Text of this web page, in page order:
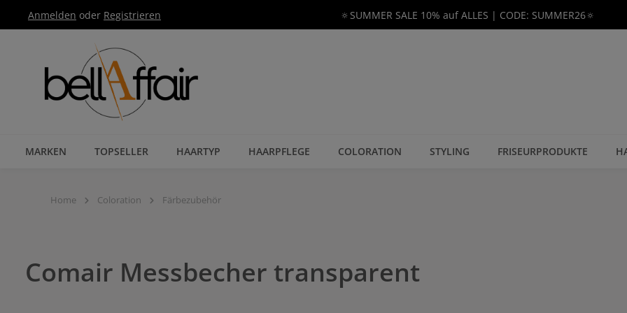
Hauptnavigation springen
Anmelden oder Registrieren 🔅SUMMER SALE 10% auf ALLES | CODE: SUMMER26🔅
MARKEN TOPSELLER HAARTYP HAARPFLEGE COLORATION STYLING FRISEURPRODUKTE
Home Coloration Färbezubehör
Comair Messbecher transparent